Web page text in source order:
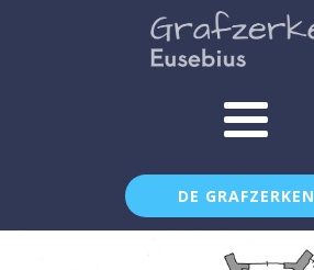
DE GRAFZERKEN